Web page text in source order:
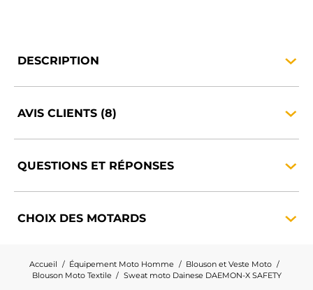
DESCRIPTION
AVIS CLIENTS (8)
QUESTIONS ET RÉPONSES
CHOIX DES MOTARDS
Accueil Équipement Moto Homme
Blouson et Veste Moto
Blouson Moto Textile
Sweat moto Dainese DAEMON-X SAFETY